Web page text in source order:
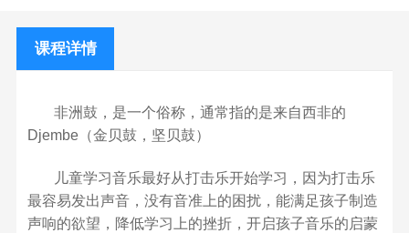
课程详情
非洲鼓，是一个俗称，通常指的是来自西非的
Djembe（金贝鼓，坚贝鼓）
儿童学习音乐最好从打击乐开始学习，因为打击乐
最容易发出声音，没有音准上的困扰，能满足孩子制造
声响的欲望，降低学习上的挫折，开启孩子音乐的启蒙